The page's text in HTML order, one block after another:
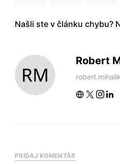
Našli ste v článku chybu?
Robert
PRIDAJ KOMENTÁR